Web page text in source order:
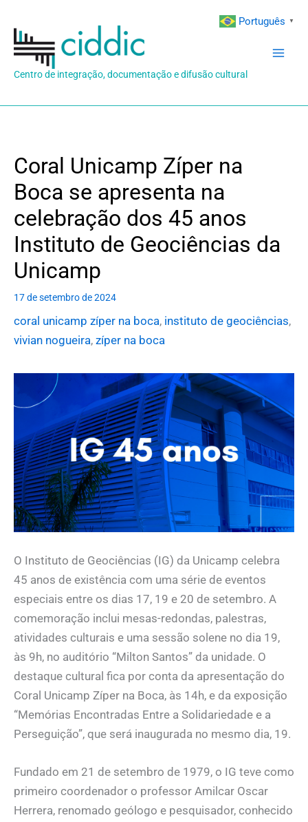
para
conteúdo
Centro de integração, documentação e difusão cultural
Coral Unicamp Zíper na
Boca se apresenta na
celebração dos 45 anos
Instituto de Geociências da
Unicamp
17 de setembro de 2024
coral unicamp zíper na boca, instituto de geociências,
vivian nogueira, zíper na boca
O Instituto de Geociências (IG) da Unicamp celebra
45 anos de existência com uma série de eventos
especiais entre os dias 17, 19 e 20 de setembro. A
comemoração inclui mesas-redondas, palestras,
atividades culturais e uma sessão solene no dia 19,
às 9h, no auditório “Milton Santos” da unidade. O
destaque cultural fica por conta da apresentação do
Coral Unicamp Zíper na Boca, às 14h, e da exposição
“Memórias Encontradas Entre a Solidariedade e a
Perseguição”, que será inaugurada no mesmo dia, 19.
Fundado em 21 de setembro de 1979, o IG teve como
primeiro coordenador o professor Amilcar Oscar
Herrera, renomado geólogo e pesquisador, conhecido
Português ▼